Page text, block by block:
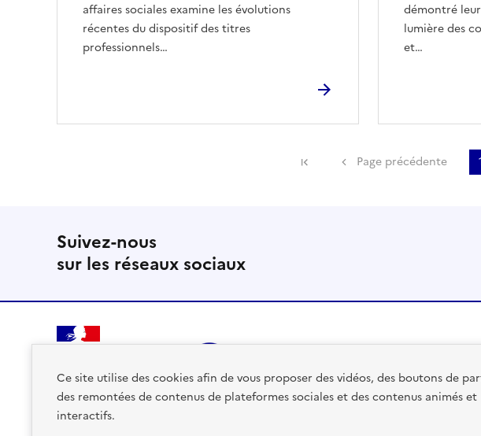
Ce site utilise des cookies afin de vous proposer des vidéos, des boutons de
des remontées de contenus de plateformes sociales et des contenus animés et
interactifs.
affaires sociales examine les évolutions
récentes du dispositif des titres
professionnels…
démontré
lumière des
et…
Première page
Page précédente
Suivez-nous
sur les réseaux sociaux
FRANÇAISE